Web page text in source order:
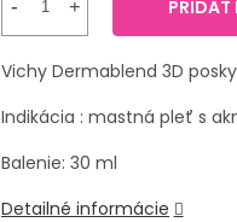
PRIDAŤ
Vichy Dermablend 3D
Indikácia : mastná pleť s
Balenie: 30 ml
Detailné informácie